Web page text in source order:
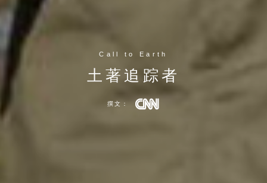
Call to Earth
土著追踪者
撰文：